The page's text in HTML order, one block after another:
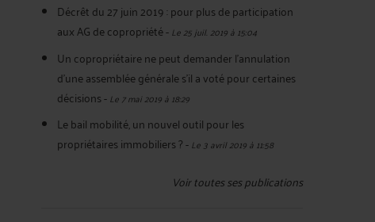
Décrêt du 27 juin 2019 : pour plus de participation
aux AG de copropriété-Le 25 juil. 2019 à 15:04
Un copropriétaire ne peut demander l'annulation
d'une assemblée générale s'il a voté pour certaines
décisions-Le 7 mai 2019 à 18:29
Le bail mobilité, un nouvel outil pour les
propriétaires immobiliers ?-Le 3 avril 2019 à 11:58
Voir toutes ses publications